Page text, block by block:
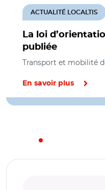
La loi
publiée
ACTUALITÉ LOCALTIS
Transport et mobilité
En savoir plus